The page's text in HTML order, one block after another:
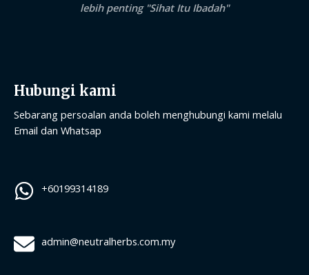
lebih penting "Sihat Itu Ibadah"
Hubungi kami
Sebarang persoalan anda boleh menghubungi kami melalu
Email dan Whatsap
+60199314189
admin@neutralherbs.com.my